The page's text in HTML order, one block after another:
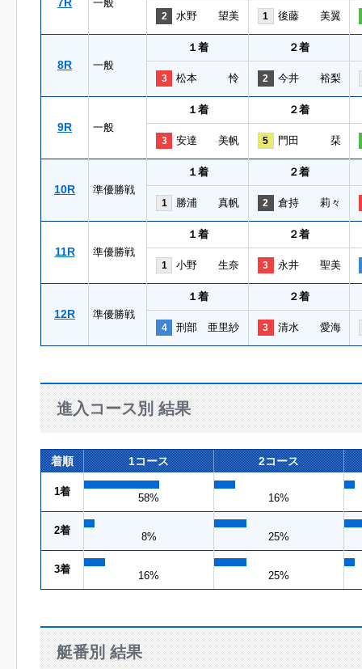
一般
2 水野 望美 1 後藤 美翼
8R 一般
１着 ２着
3 松本 怜 2 今井 裕梨
9R 一般
１着 ２着
3 安達 美帆 5 門田 栞
10R 準優勝戦
１着 ２着
1 勝浦 真帆 2 倉持 莉々
11R 準優勝戦
１着 ２着
1 小野 生奈 3 永井 聖美
12R 準優勝戦
１着 ２着
4 刑部 亜里紗 3 清水 愛海
進入コース別 結果
着順 1コース 2コース
1着
58% 16%
2着
8% 25%
3着
16% 25%
艇番別 結果